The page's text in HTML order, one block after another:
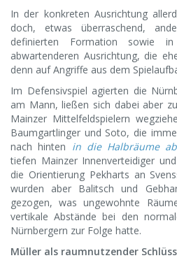
In der konkreten Ausrichtung
doch, etwas überraschend,
definierten Formation sowie
abwartenderen Ausrichtung, die
denn auf Angriffe aus dem
Im Defensivspiel agierten die
am Mann, ließen sich dabei aber
Mainzer Mittelfeldspielern
Baumgartlinger und Soto, die
nach hinten in die Halbräume
tiefen Mainzer Innenverteidiger
die Orientierung Pekharts an
wurden aber Balitsch und
gezogen, was ungewohnte
vertikale Abstände bei den
Nürnbergern zur Folge hatte.
Müller als raumnutzender